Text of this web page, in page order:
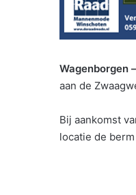
Wagenborgen –
aan de
Bij aankomst
locatie de